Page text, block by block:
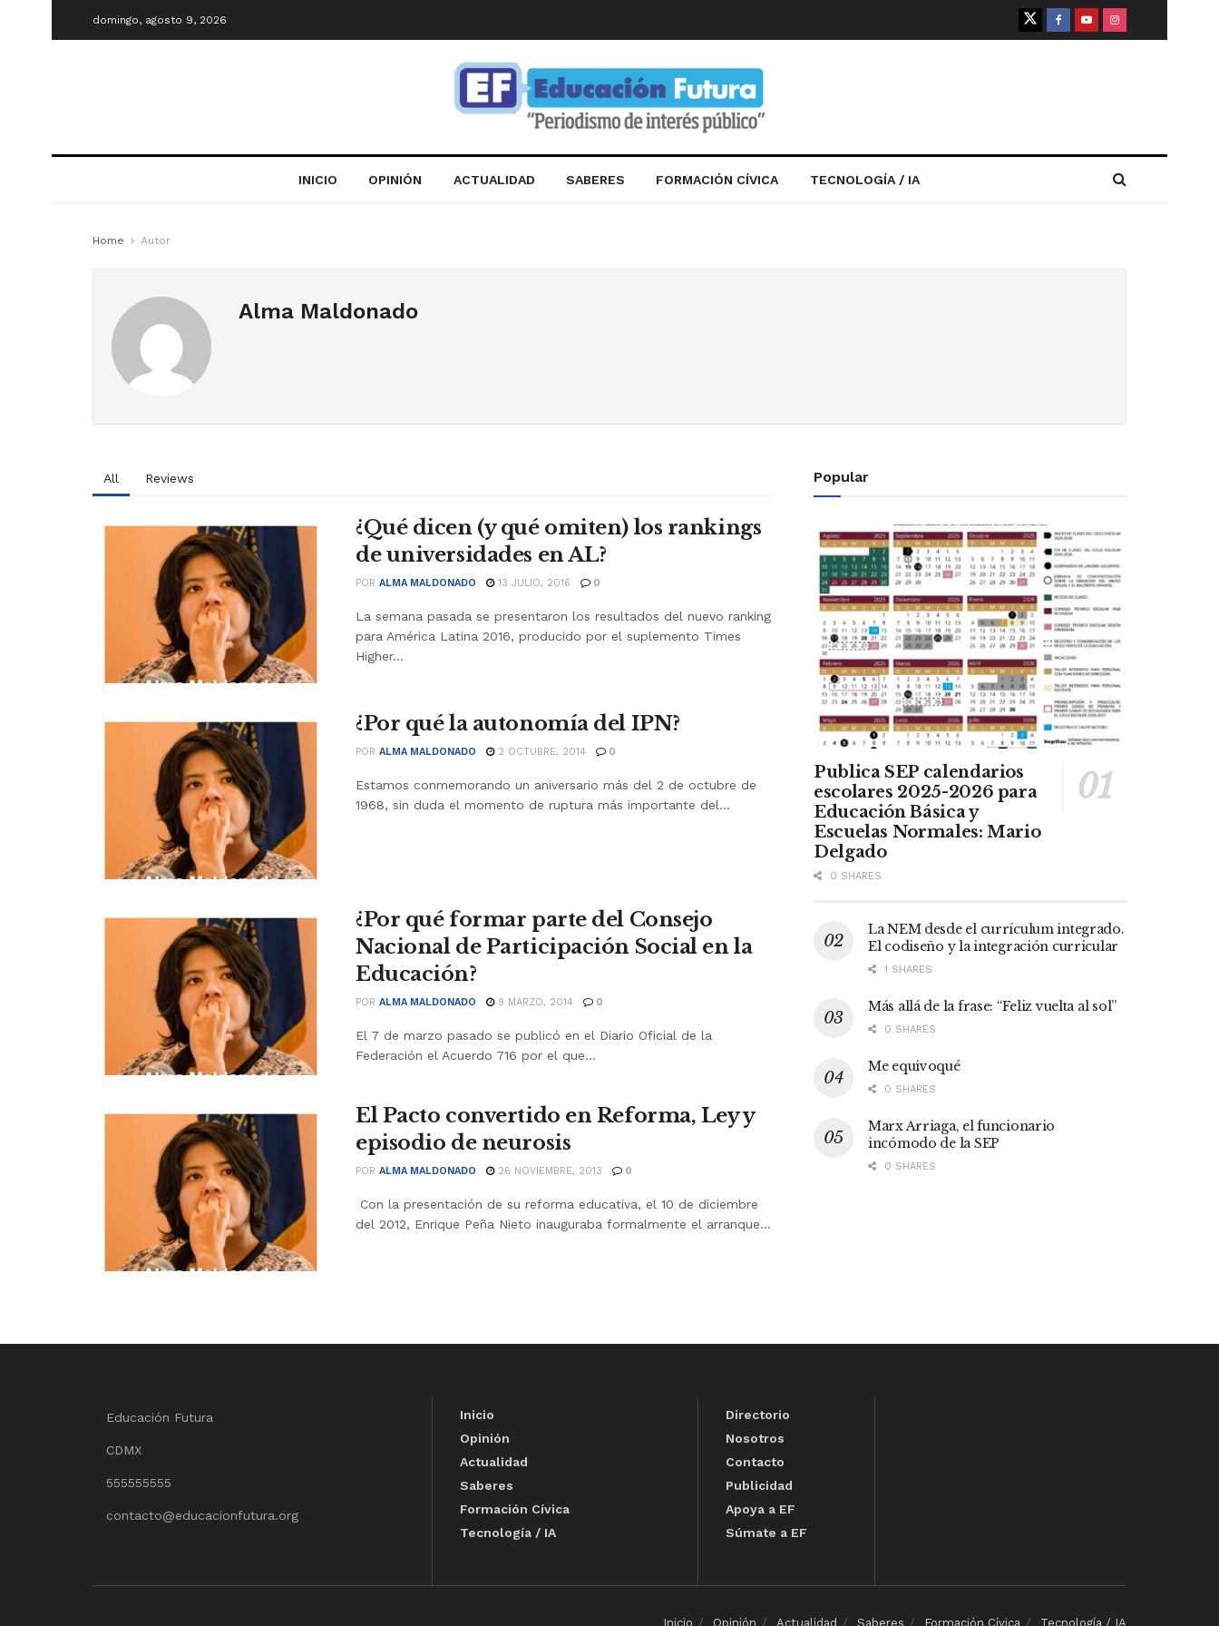
domingo, agosto 9, 2026
INICIO OPINIÓN ACTUALIDAD SABERES FORMACIÓN CÍVICA TECNOLOGÍA / IA
Home Autor
Alma Maldonado
All Reviews
¿Qué dicen (y qué omiten) los rankings
de universidades en AL?
POR ALMA MALDONADO 13 JULIO, 2016 0
La semana pasada se presentaron los resultados del nuevo ranking
para América Latina 2016, producido por el suplemento Times
Higher...
¿Por qué la autonomía del IPN?
POR ALMA MALDONADO 2 OCTUBRE, 2014 0
Estamos conmemorando un aniversario más del 2 de octubre de
1968, sin duda el momento de ruptura más importante del...
¿Por qué formar parte del Consejo
Nacional de Participación Social en la
Educación?
POR ALMA MALDONADO 9 MARZO, 2014 0
El 7 de marzo pasado se publicó en el Diario Oficial de la
Federación el Acuerdo 716 por el que...
El Pacto convertido en Reforma, Ley y
episodio de neurosis
POR ALMA MALDONADO 26 NOVIEMBRE, 2013 0
Con la presentación de su reforma educativa, el 10 de diciembre
del 2012, Enrique Peña Nieto inauguraba formalmente el arranque...
Popular
Publica SEP calendarios
escolares 2025-2026 para
Educación Básica y
Escuelas Normales: Mario
Delgado
0 SHARES
La NEM desde el currículum integrado.
El codiseño y la integración curricular
1 SHARES
Más allá de la frase: “Feliz vuelta al sol”
0 SHARES
Me equivoqué
0 SHARES
Marx Arriaga, el funcionario
incómodo de la SEP
0 SHARES
Educación Futura
CDMX
555555555
contacto@educacionfutura.org
Inicio
Opinión
Actualidad
Saberes
Formación Cívica
Tecnología / IA
Directorio
Nosotros
Contacto
Publicidad
Apoya a EF
Súmate a EF
Inicio Opinión Actualidad Saberes Formación Cívica Tecnología / IA